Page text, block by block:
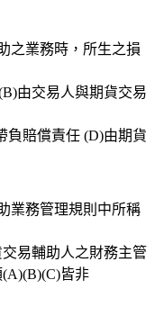
之業務時，所生之損
由交易人與期貨交易
負賠償責任 (D)由期貨
業務管理規則中所稱
易輔助人之財務主管
皆非